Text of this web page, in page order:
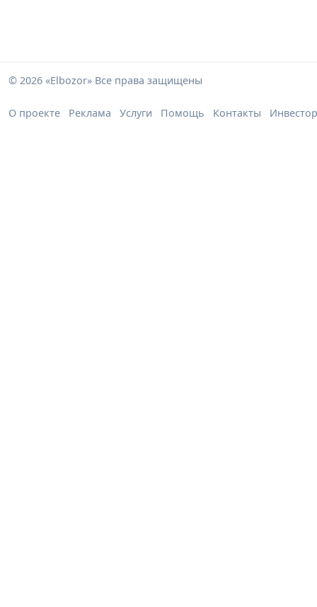
© 2026 «Elbozor» Все права защищены
О проекте Реклама Услуги Помощь Контакты